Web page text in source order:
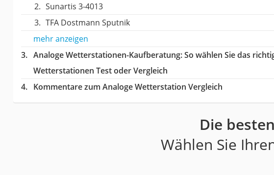
Sunartis 3-4013
TFA Dostmann Sputnik
mehr anzeigen
Analoge Wetterstationen-Kaufberatung: So wählen Sie das
Wetterstationen Test oder Vergleich
Kommentare zum Analoge Wetterstation Vergleich
Die
Wählen Sie